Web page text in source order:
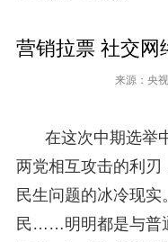
营销拉票 社交网
来源：央
在这次中期选举
两党相互攻击的利
民生问题的冰冷现
民……明明都是与普